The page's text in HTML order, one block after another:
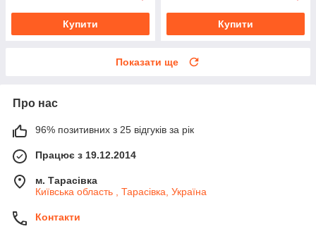
Купити Купити
Показати ще
Про нас
96% позитивних з 25 відгуків за рік
Працює з 19.12.2014
м. Тарасівка
Київська область , Тарасівка, Україна
Контакти